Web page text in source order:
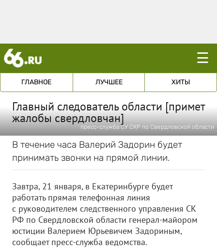
☰
ГЛАВНОЕ ЛУЧШЕЕ ХИТЫ
Главный следователь области [примет
жалобы свердловчан]
пресс-служба СУ СКР по Свердловской области
В течение часа Валерий Задорин будет
принимать звонки на прямой линии.
Завтра, 21 января, в Екатеринбурге будет
работать прямая телефонная линия
с руководителем следственного управления СК
РФ по Свердловской области генерал-майором
юстиции Валерием Юрьевичем Задориным,
сообщает пресс-служба ведомства.